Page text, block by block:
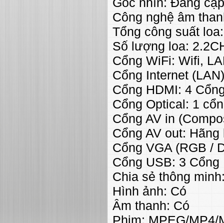
Công nghệ âm
Tổng công suất
Số lượng loa:
Cổng WiFi: Wifi,
Cổng Internet
Cổng HDMI: 4
Cổng Optical: 1
Cổng AV in
Cổng AV out:
Cổng VGA (RGB /
Cổng USB: 3 Cổng
Chia sẻ thông
Hình ảnh: Có
Âm thanh: Có
Phim: MPEG/MP4/